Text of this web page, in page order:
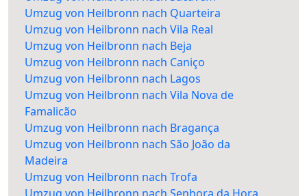
Umzug von Heilbronn nach Quarteira
Umzug von Heilbronn nach Vila Real
Umzug von Heilbronn nach Beja
Umzug von Heilbronn nach Caniço
Umzug von Heilbronn nach Lagos
Umzug von Heilbronn nach Vila Nova de
Famalicão
Umzug von Heilbronn nach Bragança
Umzug von Heilbronn nach São João da
Madeira
Umzug von Heilbronn nach Trofa